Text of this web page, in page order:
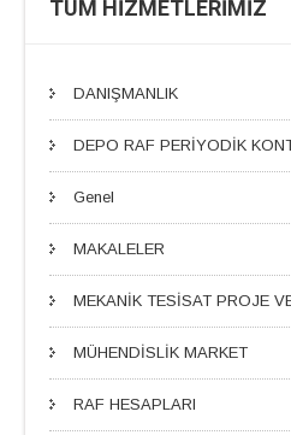
TÜM HİZMETLERİMİZ
DANIŞMANLIK
DEPO RAF PERİYODİK
Genel
MAKALELER
MEKANİK TESİSAT PROJE
MÜHENDİSLİK MARKET
RAF HESAPLARI